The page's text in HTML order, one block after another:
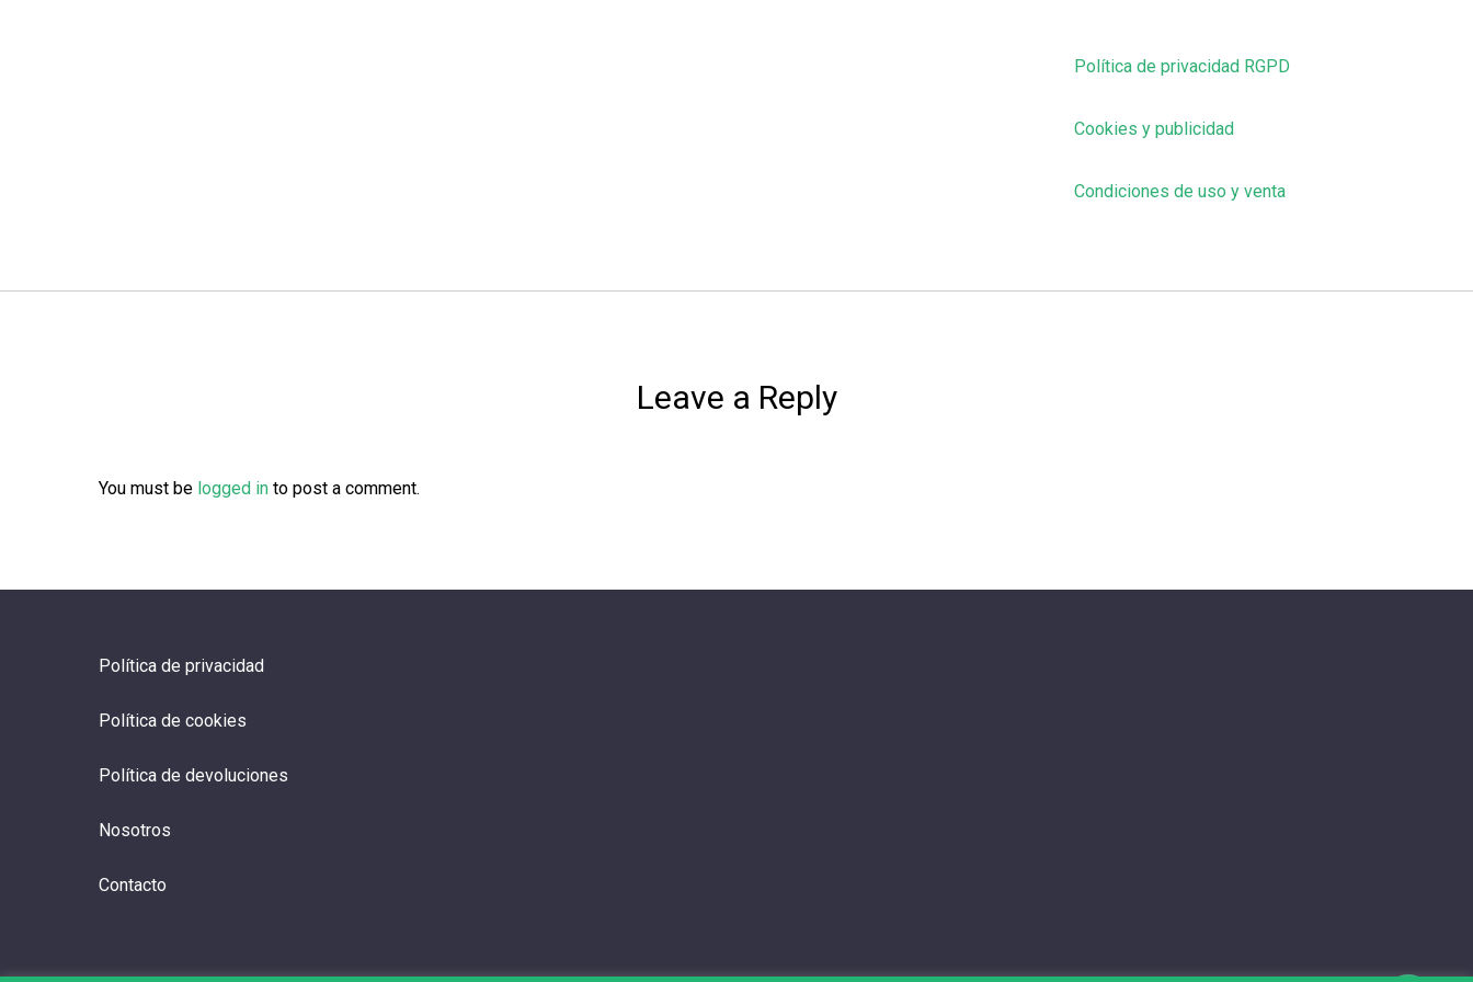
Política de privacidad RGPD
Cookies y publicidad
Condiciones de uso y venta
Leave a Reply
You must be logged in to post a comment.
Política de privacidad
Política de cookies
Política de devoluciones
Nosotros
Contacto